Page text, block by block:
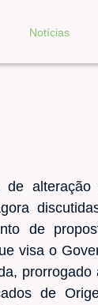
Notícias
de alteração
de
visa o
prorrogado
de